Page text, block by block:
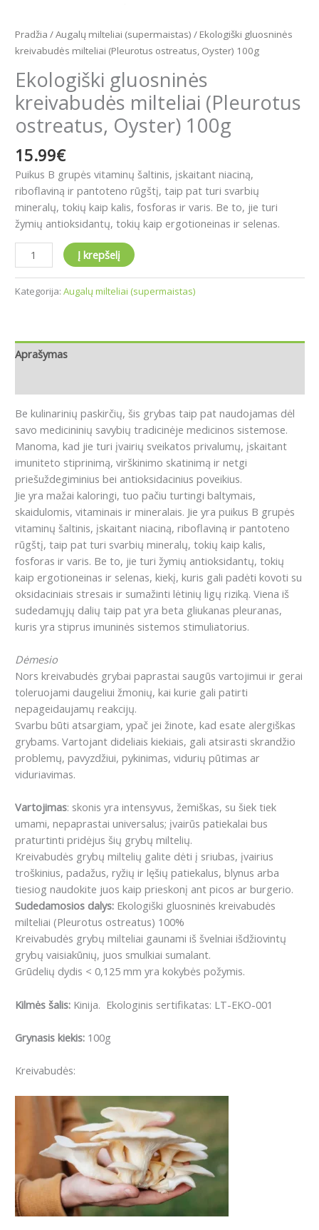
Pradžia /Augalų milteliai (supermaistas) / Ekologiški gluosninės
kreivabudės milteliai (Pleurotus ostreatus, Oyster) 100g
Ekologiški gluosninės
kreivabudės milteliai (Pleurotus
ostreatus, Oyster) 100g
15.99€
Puikus B grupės vitaminų šaltinis, įskaitant niaciną,
riboflaviną ir pantoteno rūgštį, taip pat turi svarbių
mineralų, tokių kaip kalis, fosforas ir varis. Be to, jie turi
žymių antioksidantų, tokių kaip ergotioneinas ir selenas.
Į krepšelį
Kategorija: Augalų milteliai (supermaistas)
Aprašymas
Be kulinarinių paskirčių, šis grybas taip pat naudojamas dėl
savo medicininių savybių tradicinėje medicinos sistemose.
Manoma, kad jie turi įvairių sveikatos privalumų, įskaitant
imuniteto stiprinimą, virškinimo skatinimą ir netgi
priešuždegiminius bei antioksidacinius poveikius.
Jie yra mažai kaloringi, tuo pačiu turtingi baltymais,
skaidulomis, vitaminais ir mineralais. Jie yra puikus B grupės
vitaminų šaltinis, įskaitant niaciną, riboflaviną ir pantoteno
rūgštį, taip pat turi svarbių mineralų, tokių kaip kalis,
fosforas ir varis. Be to, jie turi žymių antioksidantų, tokių
kaip ergotioneinas ir selenas, kiekį, kuris gali padėti kovoti su
oksidaciniais stresais ir sumažinti lėtinių ligų riziką. Viena iš
sudedamųjų dalių taip pat yra beta gliukanas pleuranas,
kuris yra stiprus imuninės sistemos stimuliatorius.
Dėmesio
Nors kreivabudės grybai paprastai saugūs vartojimui ir gerai
toleruojami daugeliui žmonių, kai kurie gali patirti
nepageidaujamų reakcijų.
Svarbu būti atsargiam, ypač jei žinote, kad esate alergiškas
grybams. Vartojant dideliais kiekiais, gali atsirasti skrandžio
problemų, pavyzdžiui, pykinimas, vidurių pūtimas ar
viduriavimas.
Vartojimas: skonis yra intensyvus, žemiškas, su šiek tiek
umami, nepaprastai universalus; įvairūs patiekalai bus
praturtinti pridėjus šių grybų miltelių.
Kreivabudės grybų miltelių galite dėti į sriubas, įvairius
troškinius, padažus, ryžių ir lęšių patiekalus, blynus arba
tiesiog naudokite juos kaip prieskonį ant picos ar burgerio.
Sudedamosios dalys: Ekologiški gluosninės kreivabudės
milteliai (Pleurotus ostreatus) 100%
Kreivabudės grybų milteliai gaunami iš švelniai išdžiovintų
grybų vaisiakūnių, juos smulkiai sumalant.
Grūdelių dydis < 0,125 mm yra kokybės požymis.
Kilmės šalis: Kinija. Ekologinis sertifikatas: LT-EKO-001
Grynasis kiekis: 100g
Kreivabudės: